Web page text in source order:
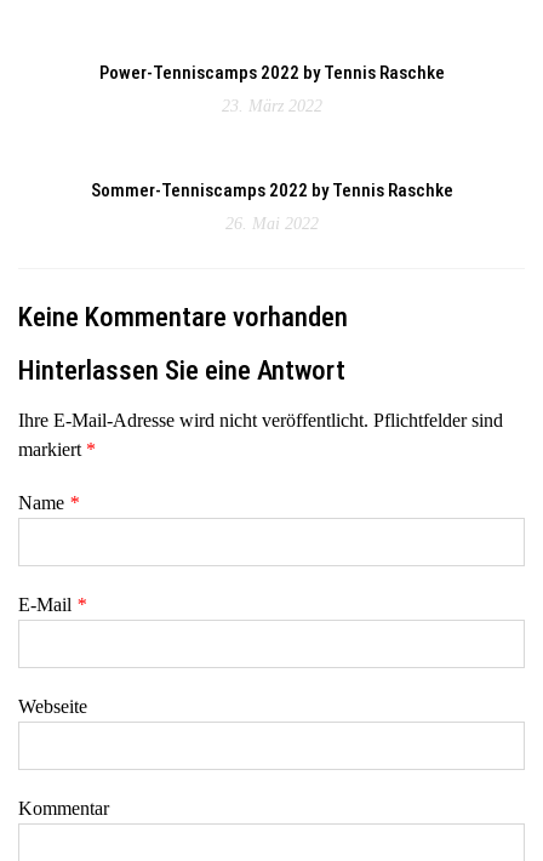
Power-Tenniscamps 2022 by Tennis Raschke
23. März 2022
Sommer-Tenniscamps 2022 by Tennis Raschke
26. Mai 2022
Keine Kommentare vorhanden
Hinterlassen Sie eine Antwort
Ihre E-Mail-Adresse wird nicht veröffentlicht. Pflichtfelder sind
markiert *
Name *
E-Mail *
Webseite
Kommentar